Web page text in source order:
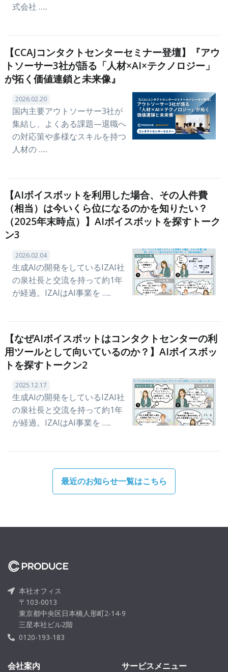
式会社 …..
【CCAJコンタクトセンターセミナー登壇】『アウ
トソーサー3社が語る「人材×AI×テクノロジー」
が拓く価値連鎖と未来像』
2026.02.20
国内主要アウトソーサー3社が
集結し、よくある課題—退職へ
の対応策や多様なスキルを持つ
人材の …..
【AIボイスボットを利用した場合、その人件費
（相当）は今いくら位になるのかを知りたい？
（2025年末時点）】AIボイスボットを探すトーク
ン3
2026.02.04
生成AIの開発をしているIZAI社
の泉社長と交流を持って約1年
が経過。IZAIはAI事業を …..
【なぜAIボイスボットはコンタクトセンターの利
用ツールとして向いているのか？】AIボイスボッ
トを探すトークン2
2025.12.17
生成AIの開発をしているIZAI社
の泉社長と交流を持って約1年
が経過。IZAIはAI事業を …..
最近のお知らせ一覧はこちら
本社オフィス
〒103-0013
東京都中央区日本橋人形町2-14-9
三星本社ビル2階
0120-193-183
会社案内 サービスメニュー